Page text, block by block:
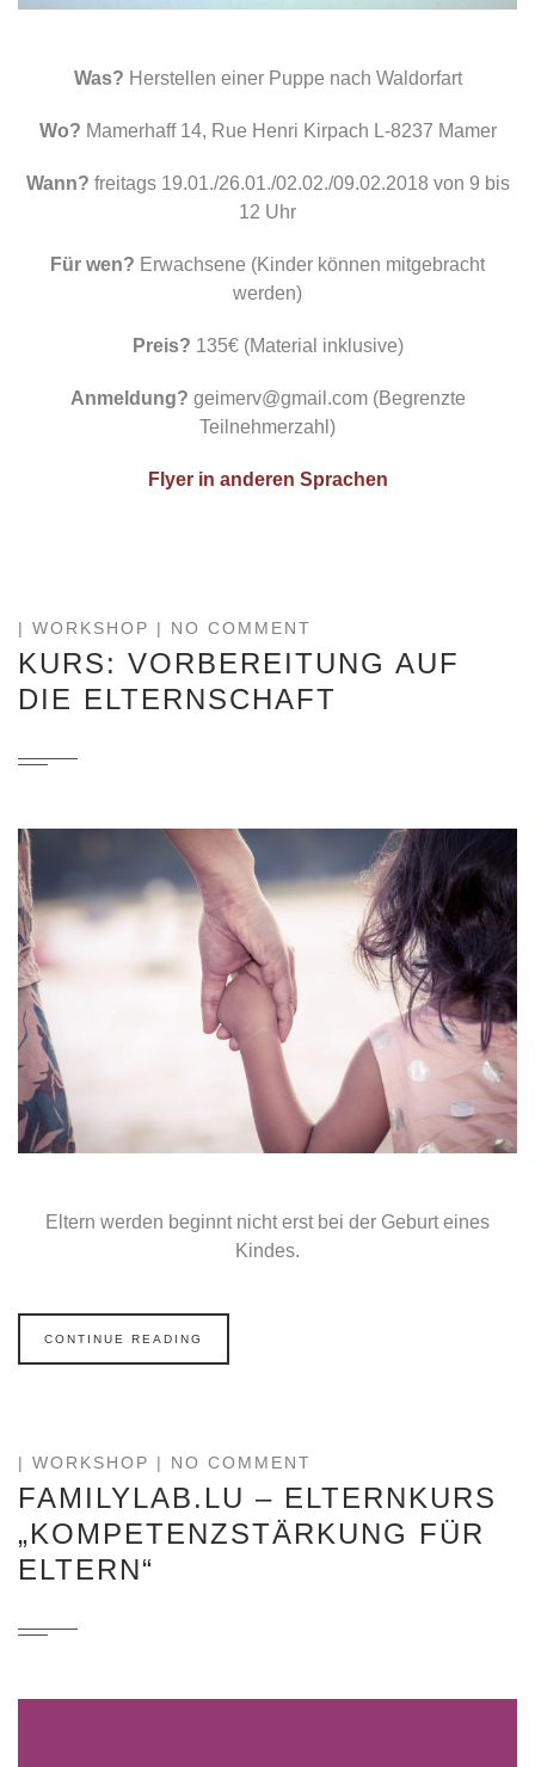
Was? Herstellen einer Puppe nach Waldorfart
Wo? Mamerhaff 14, Rue Henri Kirpach L-8237 Mamer
Wann? freitags 19.01./26.01./02.02./09.02.2018 von 9 bis
12 Uhr
Für wen? Erwachsene (Kinder können mitgebracht
werden)
Preis? 135€ (Material inklusive)
Anmeldung? geimerv@gmail.com (Begrenzte
Teilnehmerzahl)
Flyer in anderen Sprachen
| WORKSHOP | NO COMMENT
KURS: VORBEREITUNG AUF
DIE ELTERNSCHAFT
Eltern werden beginnt nicht erst bei der Geburt eines
Kindes.
CONTINUE READING
| WORKSHOP | NO COMMENT
FAMILYLAB.LU – ELTERNKURS
„KOMPETENZSTÄRKUNG FÜR
ELTERN“